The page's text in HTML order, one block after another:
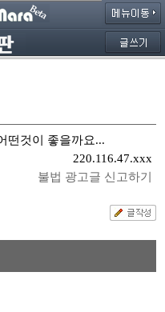
떤것이 좋을까요...
220.116.47.xxx
불법 광고글 신고하기